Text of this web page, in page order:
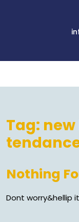
Tag:
Nothing
Dont worry&hellip